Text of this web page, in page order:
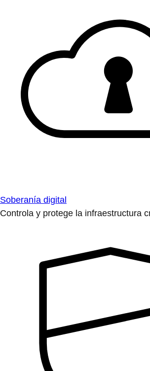
Soberanía digital
Controla y protege la infraestructura